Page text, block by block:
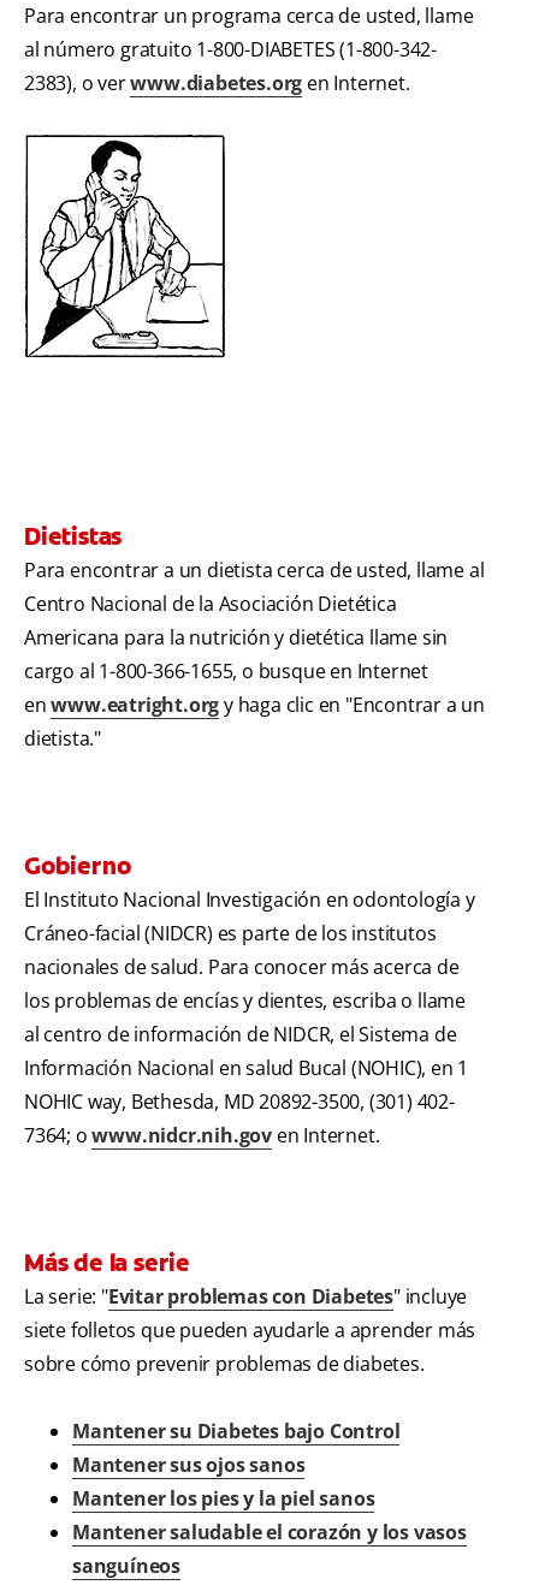
Para encontrar un programa cerca de usted, llame
al número gratuito 1-800-DIABETES (1-800-342-
2383), o verwww.diabetes.org en Internet.
Dietistas
Para encontrar a un dietista cerca de usted, llame al
Centro Nacional de la Asociación Dietética
Americana para la nutrición y dietética llame sin
cargo al 1-800-366-1655, o busque en Internet
enwww.eatright.orgy haga clic en "Encontrar a un
dietista."
Gobierno
El Instituto Nacional Investigación en odontología y
Cráneo-facial (NIDCR) es parte de los institutos
nacionales de salud. Para conocer más acerca de
los problemas de encías y dientes, escriba o llame
al centro de información de NIDCR, el Sistema de
Información Nacional en salud Bucal (NOHIC), en 1
NOHIC way, Bethesda, MD 20892-3500, (301) 402-
7364; owww.nidcr.nih.gov en Internet.
Más de la serie
La serie: "Evitar problemas con Diabetes" incluye
siete folletos que pueden ayudarle a aprender más
sobre cómo prevenir problemas de diabetes.
Mantener su Diabetes bajo Control
Mantener sus ojos sanos
Mantener los pies y la piel sanos
Mantener saludable el corazón y los vasos
sanguíneos